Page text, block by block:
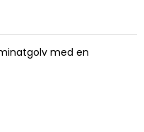
med en